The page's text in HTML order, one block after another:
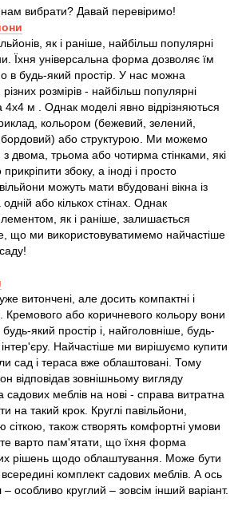
нам вибрати? Давай перевіримо!
як і раніше, найбільш популярні
Їхня універсальна форма дозволяє їм
в будь-який простір. У нас можна
розмірів - найбільш популярні
4х4 м . Однак моделі явно відрізняються
кольором (бежевий, зелений,
бордовий) або структурою. Ми можемо
з двома, трьома або чотирма стінками, які
збоку, а іноді і просто
можуть мати вбудовані вікна із
або кількох стінах. Однак
як і раніше, залишається
що ми використовуватимемо найчастіше
витончені, але досить компактні і
Кремового або коричневого кольору вони
який простір і, найголовніше, будь-
Найчастіше ми вирішуємо купити
сад і тераса вже облаштовані. Тому
відповідав зовнішньому вигляду
меблів на нові - справа витратна
на такий крок. Круглі павільйони,
сіткою, також створять комфортні умови
варто пам'ятати, що їхня форма
рішень щодо облаштування. Може бути
комплект садових меблів. А ось
– особливо круглий – зовсім інший варіант.